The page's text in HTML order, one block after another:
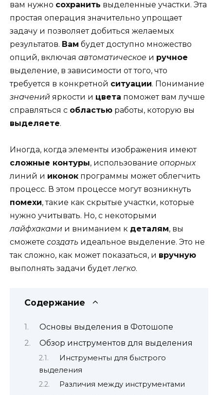
вам нужно сохранить выделенные участки. Эта
простая операция значительно упрощает
задачу и позволяет добиться желаемых
результатов. Вам будет доступно множество
опций, включая автоматическое и ручное
выделение, в зависимости от того, что
требуется в конкретной ситуации. Понимание
значений яркости и цвета поможет вам лучше
справляться с областью работы, которую вы
выделяете.
Иногда, когда элементы изображения имеют
сложные контуры, использование опорных
линий и иконок программы может облегчить
процесс. В этом процессе могут возникнуть
помехи, такие как скрытые участки, которые
нужно учитывать. Но, с некоторыми
лайфхаками и вниманием к деталям, вы
сможете создать идеальное выделение. Это не
так сложно, как может показаться, и вручную
выполнять задачи будетлегко.
Содержание
Основы выделения в Фотошопе
Обзор инструментов для выделения
Инструменты для быстрого
выделения
Различия между инструментами